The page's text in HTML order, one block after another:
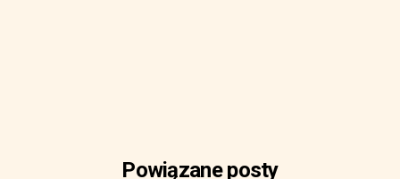
Powiązane posty